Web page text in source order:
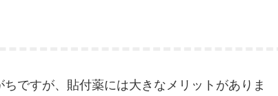
ですが、貼付薬には大きなメリットがありま